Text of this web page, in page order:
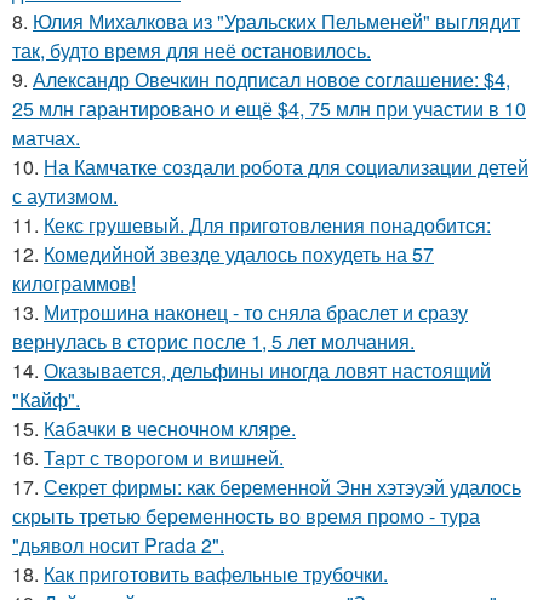
8. Юлия Михалкова из "Уральских Пельменей" выглядит
так, будто время для неё остановилось.
9. Александр Овечкин подписал новое соглашение: $4,
25 млн гарантировано и ещё $4, 75 млн при участии в 10
матчах.
10. На Камчатке создали робота для социализации детей
с аутизмом.
11. Кекс грушевый. Для приготовления понадобится:
12. Комедийной звезде удалось похудеть на 57
килограммов!
13. Митрошина наконец - то сняла браслет и сразу
вернулась в сторис после 1, 5 лет молчания.
14. Оказывается, дельфины иногда ловят настоящий
"Кайф".
15. Кабачки в чесночном кляре.
16. Тарт с творогом и вишней.
17. Секрет фирмы: как беременной Энн хэтэуэй удалось
скрыть третью беременность во время промо - тура
"дьявол носит Prada 2".
18. Как приготовить вафельные трубочки.